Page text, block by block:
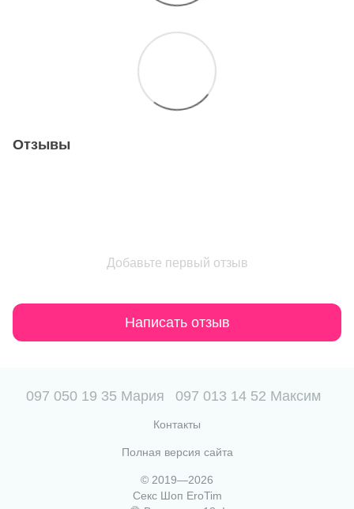
Отзывы
Добавьте первый отзыв
Написать отзыв
097 050 19 35 Мария 097 013 14 52 Максим
Контакты
Полная версия сайта
© 2019—2026
Секс Шоп EroTim